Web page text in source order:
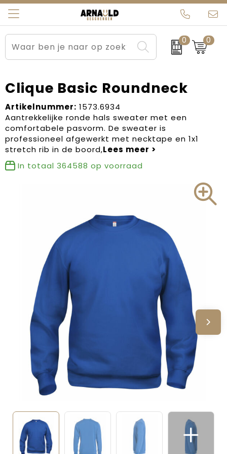
0 0
Relatiegeschenken
Sportkleding
Werkkleding
Kleding en textiel
Tassen
Beurs en Evenementen
Brievenbuspakketten
Carnaval
Dag van de Zorg
Kerstartikelen
Sinterklaas
Verjaardagen
Voetbal, EK en WK
Voor de bouw
Zomergeschenken
Zomerpakketten
Arnauld Kerstpakketten
MijnEigenKadootje
Ons team
Contact
Blogs
Clique Basic Roundneck
Artikelnummer: 1573.6934
Aantrekkelijke ronde hals sweater met een
comfortabele pasvorm. De sweater is
professioneel afgewerkt met necktape en 1x1
stretch rib in de boord,
In totaal 364588 op voorraad